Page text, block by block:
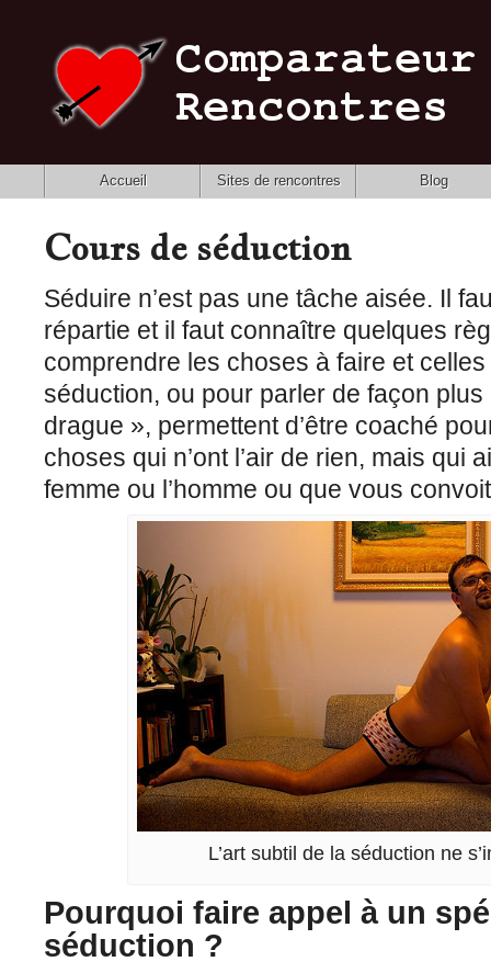
Accueil Sites de rencontres Blog
Cours de séduction
Séduire n’est pas une tâche aisée. Il
répartie et il faut connaître quelques
comprendre les choses à faire et
séduction, ou pour parler de façon
drague », permettent d’être coaché
choses qui n’ont l’air de rien, mais qui
femme ou l’homme ou que vous
L’art subtil de la séduction ne
Pourquoi faire appel à un
séduction ?